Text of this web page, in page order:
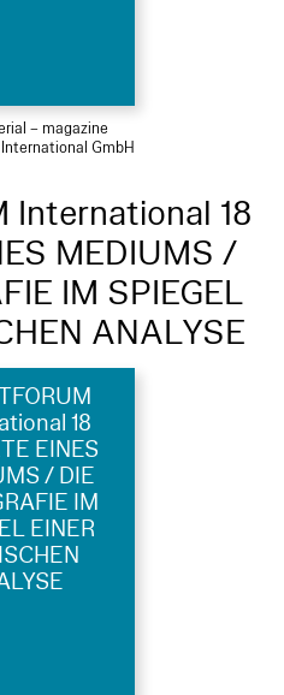
– magazine
GmbH
International 18
MEDIUMS /
IM SPIEGEL
ANALYSE
18
EINES
/ DIE
IM
EINER